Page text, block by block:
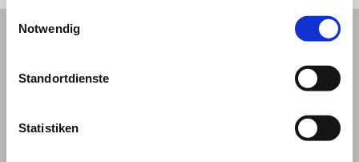
Einwilligungsauswahl
Notwendig
Standortdienste
Statistiken